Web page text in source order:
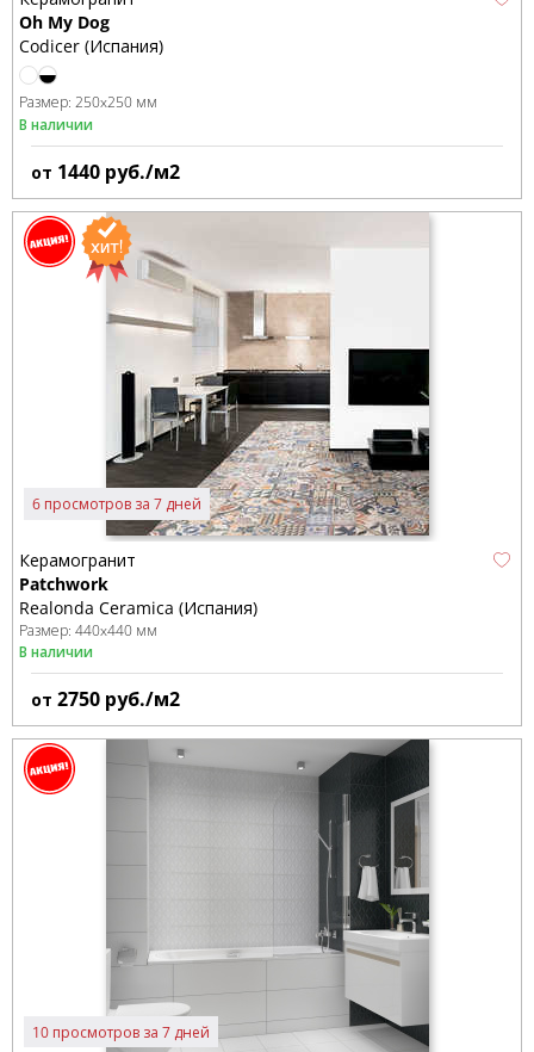
Oh My Dog
Codicer (Испания)
Размер: 250x250 мм
В наличии
от 1440 руб./м2
6 просмотров за 7 дней
Керамогранит
Patchwork
Realonda Ceramica (Испания)
Размер: 440x440 мм
В наличии
от 2750 руб./м2
10 просмотров за 7 дней